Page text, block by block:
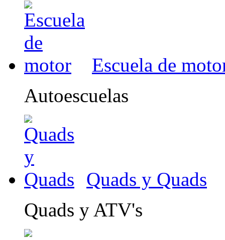
Escuela de
Autoescuelas
Quads y Quads
Quads y ATV's